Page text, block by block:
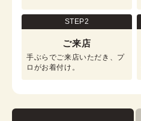
STEP2
ご来店
手ぶらでご来店いただき、プ
ロがお着付け。